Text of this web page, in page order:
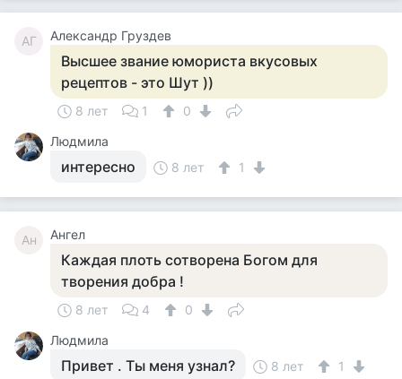
АГ Александр Груздев
Высшее звание юмориста вкусовых
рецептов - это Шут ))
8 лет 1
0
Людмила
интересно 8 лет 1
Ан Ангел
Каждая плоть сотворена Богом для
творения добра !
8 лет 4
0
Людмила
Привет . Ты меня узнал? 8 лет 1